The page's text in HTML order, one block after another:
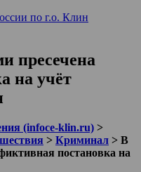
по г.о. Клин
пресечена
на учёт
(infoce-klin.ru) >
> Криминал > В
постановка на